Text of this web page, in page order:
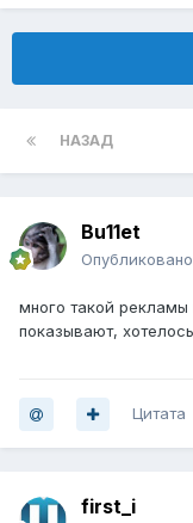
НАЗАД
Bu11et
Опубликовано
много такой рекламы
показывают,
Цитата
first_i